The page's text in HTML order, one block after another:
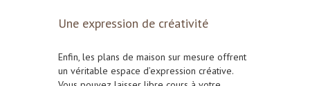
Une expression de créativité
Enfin, les plans de maison sur mesure offrent
un véritable espace d’expression créative.